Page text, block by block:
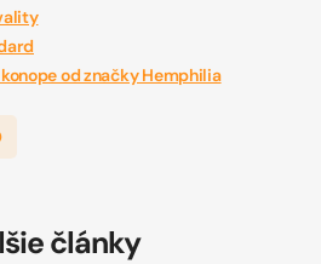
od značky Hemphilia
články